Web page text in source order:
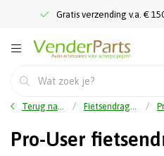
Gratis verzending v.a. €
Terug naar home Fietsendragers
Pro-User